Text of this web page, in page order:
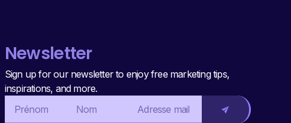
Newsletter
Sign up for our newsletter to enjoy free marketing tips,
inspirations, and more.